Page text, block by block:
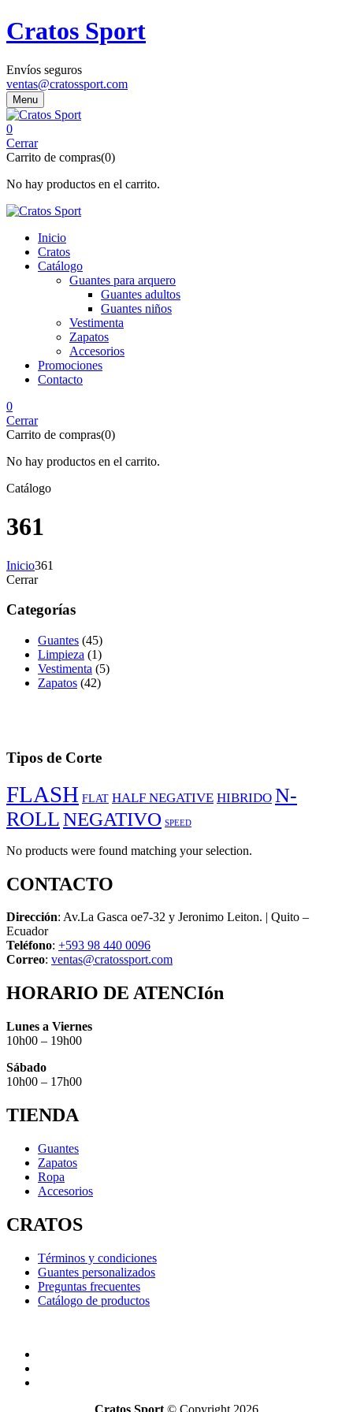
Cratos Sport
Envíos seguros
ventas@cratossport.com
Menu
0
Cerrar
Carrito de compras(0)
No hay productos en el carrito.
Inicio
Cratos
Catálogo
Guantes para arquero
Guantes adultos
Guantes niños
Vestimenta
Zapatos
Accesorios
Promociones
Contacto
0
Cerrar
Carrito de compras(0)
No hay productos en el carrito.
Catálogo
361
Inicio361
Cerrar
Categorías
Guantes (45)
Limpieza (1)
Vestimenta (5)
Zapatos (42)
Tipos de Corte
FLASH FLAT HALF NEGATIVE HIBRIDO N-
ROLLNEGATIVO SPEED
No products were found matching your selection.
CONTACTO
Dirección: Av.La Gasca oe7-32 y Jeronimo Leiton. | Quito –
Ecuador
Teléfono: +593 98 440 0096
Correo: ventas@cratossport.com
HORARIO DE ATENCIón
Lunes a Viernes
10h00 – 19h00
Sábado
10h00 – 17h00
TIENDA
Guantes
Zapatos
Ropa
Accesorios
CRATOS
Términos y condiciones
Guantes personalizados
Preguntas frecuentes
Catálogo de productos
Cratos Sport © Copyright 2026